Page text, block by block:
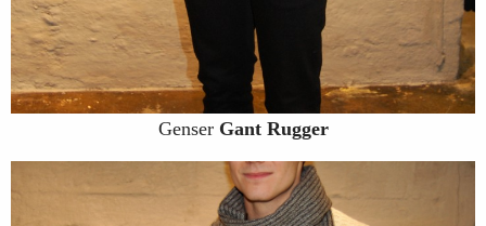
Genser Gant Rugger